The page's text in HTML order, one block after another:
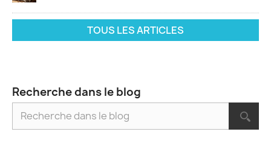
TOUS LES ARTICLES
Recherche dans le blog